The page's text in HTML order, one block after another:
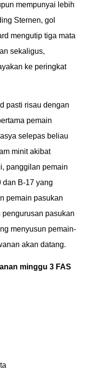
mempunyai lebih
Sternen, gol
mengutip tiga mata
sekaligus,
ke peringkat
pasti risau dengan
pemain
selepas beliau
minit akibat
panggilan pemain
dan B-17 yang
pemain pasukan
pengurusan pasukan
menyusun pemain-
akan datang.
minggu 3 FAS